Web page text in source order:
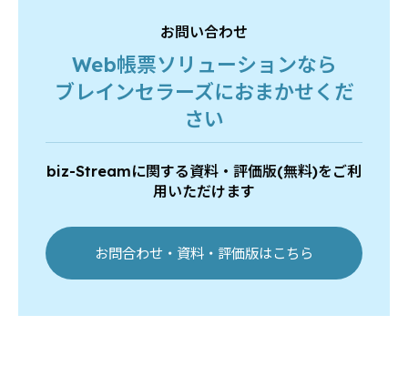
お問い合わせ
Web帳票ソリューションなら
ブレインセラーズにおまかせくだ
さい
biz-Streamに関する資料・評価版(無料)をご利
用いただけます
お問合わせ・資料・評価版はこちら